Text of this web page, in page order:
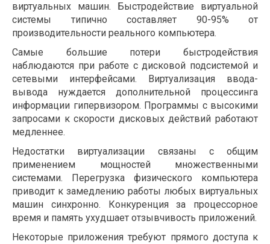
виртуальных машин. Быстродействие виртуальной
системы типично составляет 90-95% от
производительности реального компьютера.
Самые большие потери быстродействия
наблюдаются при работе с дисковой подсистемой и
сетевыми интерфейсами. Виртуализация ввода-
вывода нуждается дополнительной процессинга
информации гипервизором. Программы с высокими
запросами к скорости дисковых действий работают
медленнее.
Недостатки виртуализации связаны с общим
применением мощностей множественными
системами. Перегрузка физического компьютера
приводит к замедлению работы любых виртуальных
машин синхронно. Конкуренция за процессорное
время и память ухудшает отзывчивость приложений.
Некоторые приложения требуют прямого доступа к